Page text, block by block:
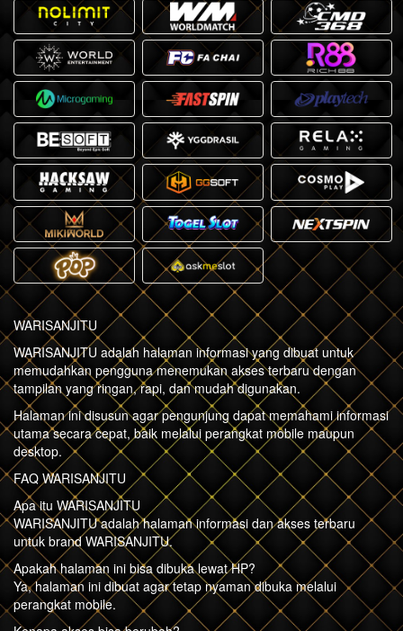
WARISANJITU
WARISANJITU adalah halaman informasi yang dibuat untuk
memudahkan pengguna menemukan akses terbaru dengan
tampilan yang ringan, rapi, dan mudah digunakan.
Halaman ini disusun agar pengunjung dapat memahami informasi
utama secara cepat, baik melalui perangkat mobile maupun
desktop.
FAQ WARISANJITU
Apa itu WARISANJITU
WARISANJITU adalah halaman informasi dan akses terbaru
untuk brand WARISANJITU.
Apakah halaman ini bisa dibuka lewat HP?
Ya, halaman ini dibuat agar tetap nyaman dibuka melalui
perangkat mobile.